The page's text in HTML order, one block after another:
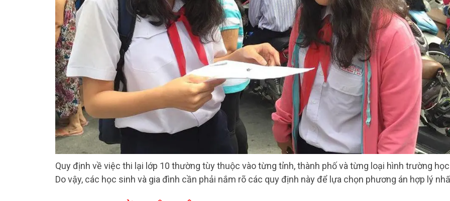
Quy định về việc thi lại lớp 10 thường tùy thuộc vào từng tỉnh, thành phố và từng loại hình trường
Do vậy, các học sinh và gia đình cần phải nắm rõ các quy định này để lựa chọn phương án hợp lý